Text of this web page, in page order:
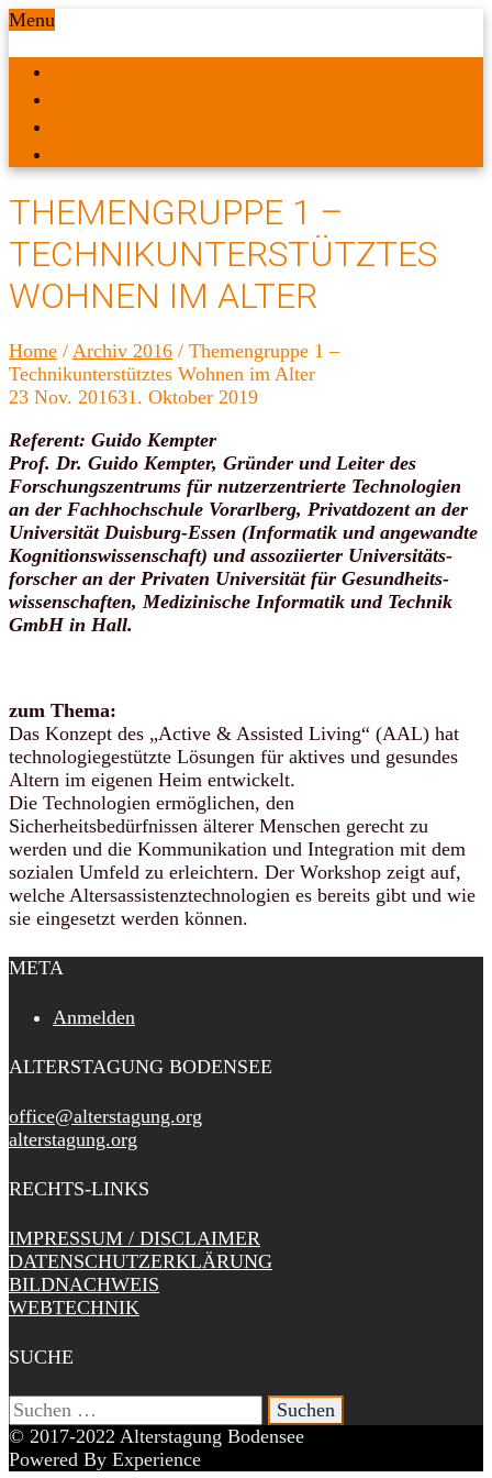
Menu
THEMENGRUPPE 1 –
TECHNIKUNTERSTÜTZTES
WOHNEN IM ALTER
Home / Archiv 2016 / Themengruppe 1 –
Technikunterstütztes Wohnen im Alter
23 Nov. 201631. Oktober 2019
Referent: Guido Kempter
Prof. Dr. Guido Kempter, Gründer und Leiter des
Forschungszentrums für nutzerzentrierte Technologien
an der Fachhochschule Vorarlberg, Privatdozent an der
Universität Duisburg-Essen (Informatik und angewandte
Kognitionswissenschaft) und assoziierter Universitäts­
forscher an der Privaten Universität für Gesundheits­
wissenschaften, Medizinische Informatik und Technik
GmbH in Hall.
zum Thema:
Das Konzept des „Active & Assisted Living“ (AAL) hat
technologiegestützte Lösungen für aktives und gesundes
Altern im eigenen Heim entwickelt.
Die Technologien ermöglichen, den
Sicherheitsbedürfnissen älterer Menschen gerecht zu
werden und die Kommunikation und Integration mit dem
sozialen Umfeld zu erleichtern. Der Workshop zeigt auf,
welche Altersassistenztechnologien es bereits gibt und wie
sie eingesetzt werden können.
META
Anmelden
ALTERSTAGUNG BODENSEE
office@alterstagung.org
alterstagung.org
RECHTS-LINKS
IMPRESSUM / DISCLAIMER
DATENSCHUTZERKLÄRUNG
BILDNACHWEIS
WEBTECHNIK
SUCHE
Suchen
nach:
© 2017-2022 Alterstagung Bodensee
Powered By Experience